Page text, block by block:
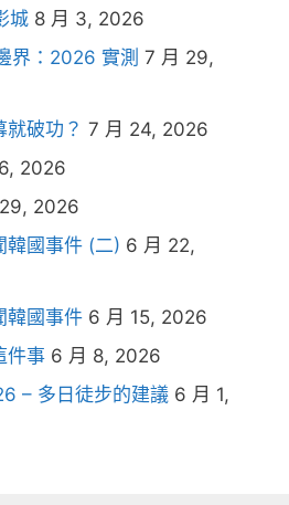
城 8 月 3, 2026
界：2026 實測 7 月 29,
破功？ 7 月 24, 2026
2026
2026
韓國事件 (二) 6 月 22,
韓國事件 6 月 15, 2026
件事 6 月 8, 2026
– 多日徒步的建議 6 月 1,